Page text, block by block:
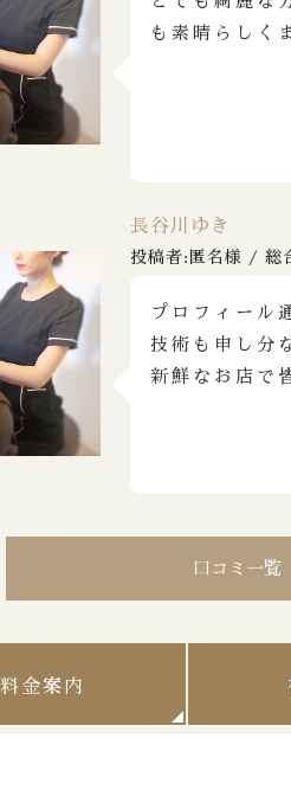
も素晴らしく
長谷川ゆき
投稿者:匿名様 /
プロフィール
技術も申し分
新鮮なお店で
口コミ一覧
料金案内